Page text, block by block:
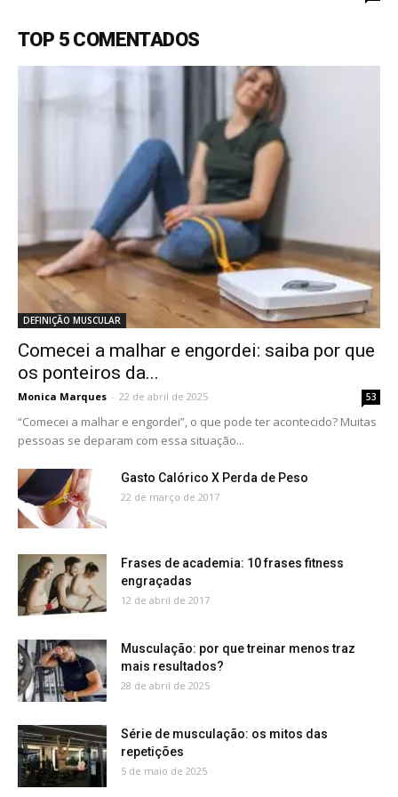
TOP 5 COMENTADOS
DEFINIÇÃO MUSCULAR
Comecei a malhar e engordei: saiba por que
os ponteiros da...
Monica Marques - 22 de abril de 2025 53
“Comecei a malhar e engordei”, o que pode ter acontecido? Muitas
pessoas se deparam com essa situação...
Gasto Calórico X Perda de Peso
22 de março de 2017
Frases de academia: 10 frases fitness
engraçadas
12 de abril de 2017
Musculação: por que treinar menos traz
mais resultados?
28 de abril de 2025
Série de musculação: os mitos das
repetições
5 de maio de 2025